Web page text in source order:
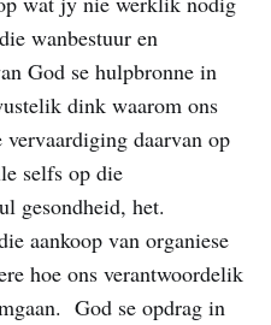
wanbestuur en
God se hulpbronne in
dink waarom ons
daarvan op
selfs op die
gesondheid, het.
aankoop van organiese
hoe ons verantwoordelik
God se opdrag in